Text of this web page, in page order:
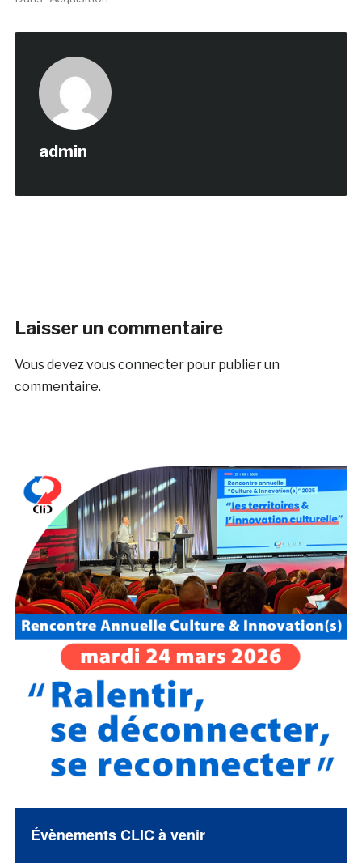
admin
Laisser un commentaire
Vous devez vous connecterpour publier un
commentaire.
Évènements CLIC à venir